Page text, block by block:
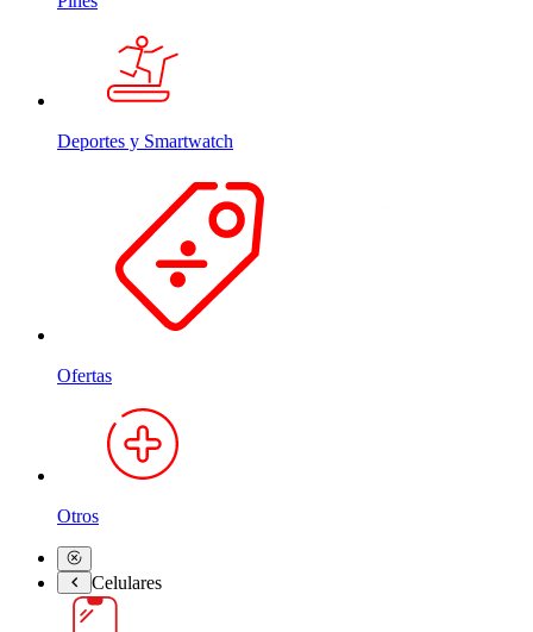
Deportes y Smartwatch
Ofertas
Otros
Celulares